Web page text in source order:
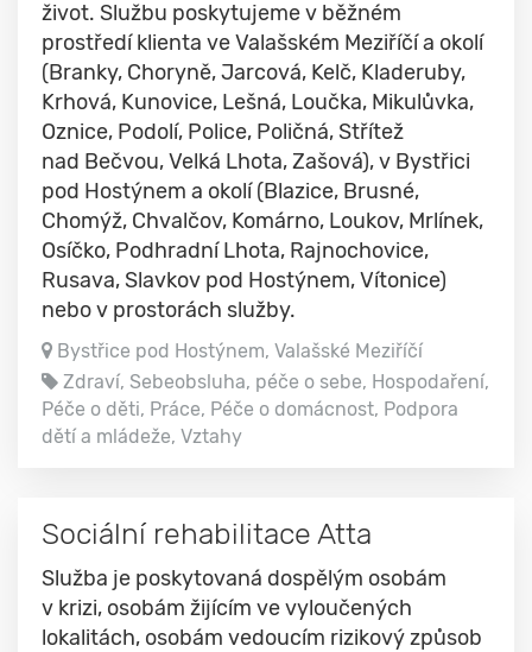
život. Službu poskytujeme v běžném
prostředí klienta ve Valašském Meziříčí a okolí
(Branky, Choryně, Jarcová, Kelč, Kladeruby,
Krhová, Kunovice, Lešná, Loučka, Mikulůvka,
Oznice, Podolí, Police, Poličná, Střítež
nad Bečvou, Velká Lhota, Zašová), v Bystřici
pod Hostýnem a okolí (Blazice, Brusné,
Chomýž, Chvalčov, Komárno, Loukov, Mrlínek,
Osíčko, Podhradní Lhota, Rajnochovice,
Rusava, Slavkov pod Hostýnem, Vítonice)
nebo v prostorách služby.
Bystřice pod Hostýnem, Valašské Meziříčí
Zdraví, Sebeobsluha, péče o sebe, Hospodaření,
Péče o děti, Práce, Péče o domácnost, Podpora
dětí a mládeže, Vztahy
Sociální rehabilitace Atta
Služba je poskytovaná dospělým osobám
v krizi, osobám žijícím ve vyloučených
lokalitách, osobám vedoucím rizikový způsob